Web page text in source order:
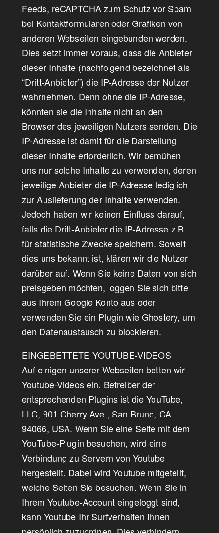
Feeds, reCAPTCHA zum Schutz vor Spam
bei Kontaktformularen oder Grafiken von
anderen Webseiten eingebunden werden.
Dies setzt immer voraus, dass die Anbieter
dieser Inhalte (nachfolgend bezeichnet als
“Dritt-Anbieter”) die IP-Adresse der Nutzer
wahrnehmen. Denn ohne die IP-Adresse,
könnten sie die Inhalte nicht an den
Browser des jeweiligen Nutzers senden. Die
IP-Adresse ist damit für die Darstellung
dieser Inhalte erforderlich. Wir bemühen
uns nur solche Inhalte zu verwenden, deren
jeweilige Anbieter die IP-Adresse lediglich
zur Auslieferung der Inhalte verwenden.
Jedoch haben wir keinen Einfluss darauf,
falls die Dritt-Anbieter die IP-Adresse z.B.
für statistische Zwecke speichern. Soweit
dies uns bekannt ist, klären wir die Nutzer
darüber auf. Wenn Sie keine Daten von sich
preisgeben möchten, loggen Sie sich bitte
aus Ihrem Google Konto aus oder
verwenden Sie ein Plugin wie Ghostery, um
den Datenaustausch zu blockieren.
EINGEBETTETE YOUTUBE-VIDEOS
Auf einigen unserer Webseiten betten wir
Youtube-Videos ein. Betreiber der
entsprechenden Plugins ist die YouTube,
LLC, 901 Cherry Ave., San Bruno, CA
94066, USA. Wenn Sie eine Seite mit dem
YouTube-Plugin besuchen, wird eine
Verbindung zu Servern von Youtube
hergestellt. Dabei wird Youtube mitgeteilt,
welche Seiten Sie besuchen. Wenn Sie in
Ihrem Youtube-Account eingeloggt sind,
kann Youtube Ihr Surfverhalten Ihnen